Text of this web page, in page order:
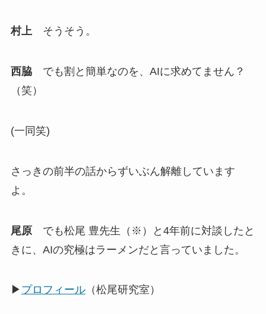
村上そうそう。
西脇でも割と簡単なのを、AIに求めてません？
（笑）
(一同笑)
さっきの前半の話からずいぶん解離しています
よ。
尾原でも松尾 豊先生（※）と4年前に対談したと
きに、AIの究極はラーメンだと言っていました。
▶ プロフィール（松尾研究室）